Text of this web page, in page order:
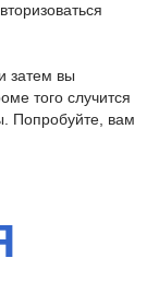
затем вы
того случится
Попробуйте, вам